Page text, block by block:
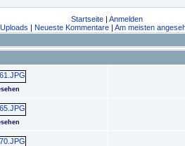
Startseite | Anmelden
| Neueste Kommentare| Am meisten